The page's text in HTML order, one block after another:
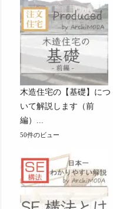
木造住宅の【基礎】につ
いて解説します（前
編）...
50件のビュー